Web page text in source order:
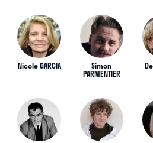
Nicole GARCIA Simon
PARMENTIER